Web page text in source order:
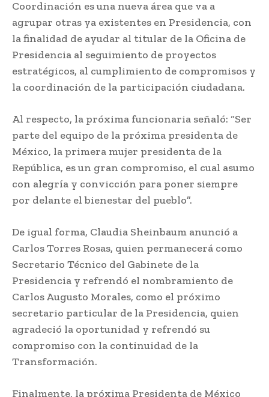
Coordinación es una nueva área que va a
agrupar otras ya existentes en Presidencia, con
la finalidad de ayudar al titular de la Oficina de
Presidencia al seguimiento de proyectos
estratégicos, al cumplimiento de compromisos y
la coordinación de la participación ciudadana.
Al respecto, la próxima funcionaria señaló: “Ser
parte del equipo de la próxima presidenta de
México, la primera mujer presidenta de la
República, es un gran compromiso, el cual asumo
con alegría y convicción para poner siempre
por delante el bienestar del pueblo”.
De igual forma, Claudia Sheinbaum anunció a
Carlos Torres Rosas, quien permanecerá como
Secretario Técnico del Gabinete de la
Presidencia y refrendó el nombramiento de
Carlos Augusto Morales, como el próximo
secretario particular de la Presidencia, quien
agradeció la oportunidad y refrendó su
compromiso con la continuidad de la
Transformación.
Finalmente, la próxima Presidenta de México